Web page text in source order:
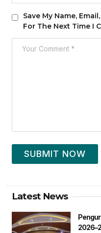
Save My Name,
For The Next Time I
SUBMIT NOW
Latest News